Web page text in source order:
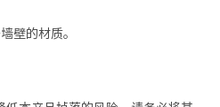
壁的材质。